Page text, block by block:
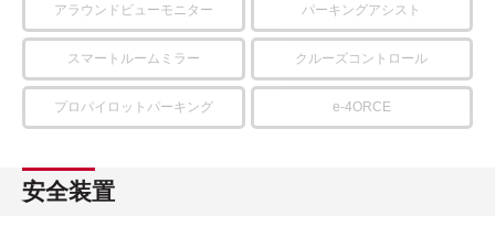
アラウンドビューモニター パーキングアシスト
スマートルームミラー クルーズコントロール
プロパイロットパーキング e-4ORCE
安全装置